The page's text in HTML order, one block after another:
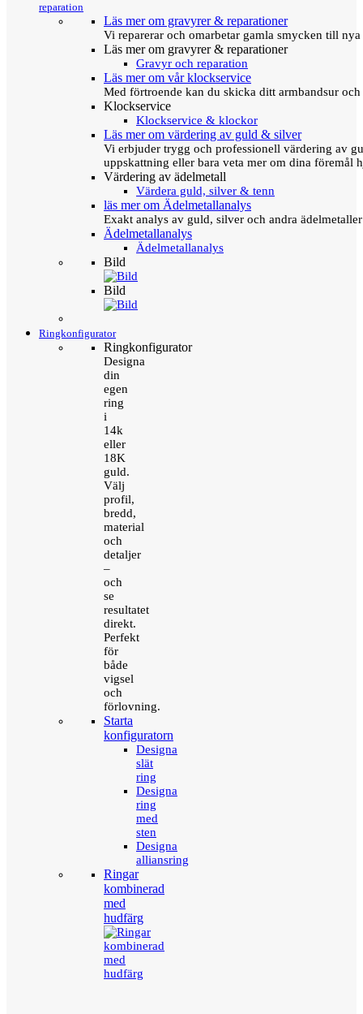
reparation
Läs mer om gravyrer & reparationer
Vi reparerar och omarbetar gamla smycken till
Läs mer om gravyrer & reparationer
Gravyr och reparation
Läs mer om vår klockservice
Med förtroende kan du skicka ditt armbandsur
Klockservice
Klockservice & klockor
Läs mer om värdering av guld & silver
Vi erbjuder trygg och professionell värdering av
uppskattning eller bara veta mer om dina föremål
Värdering av ädelmetall
Värdera guld, silver & tenn
läs mer om Ädelmetallanalys
Exakt analys av guld, silver och andra
Ädelmetallanalys
Ädelmetallanalys
Bild
Bild
Ringkonfigurator
Ringkonfigurator
Designa
din
egen
ring
i
14k
eller
18K
guld.
Välj
profil,
bredd,
material
och
detaljer
–
och
se
resultatet
direkt.
Perfekt
för
både
vigsel
och
förlovning.
Starta
konfiguratorn
Designa
slät
ring
Designa
ring
med
sten
Designa
alliansring
Ringar
kombinerad
med
hudfärg